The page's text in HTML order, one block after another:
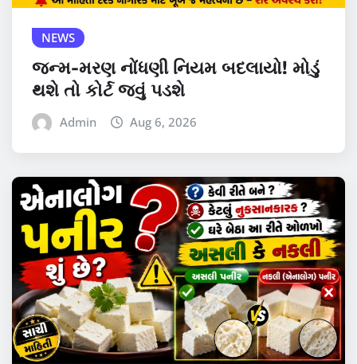
NEWS
જન્મ-મરણ નોંધણી નિયમ બદલાયો! મોડું
થશે તો કોર્ટ જવું પડશે
Admin Aug 6, 2026